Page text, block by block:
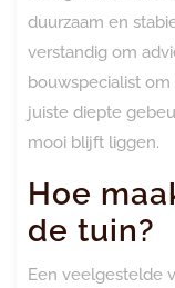
duurzaam en
verstandig om
bouwspecialist
juiste diepte
mooi blijft liggen.
Hoe
de tuin?
Een veelgestelde